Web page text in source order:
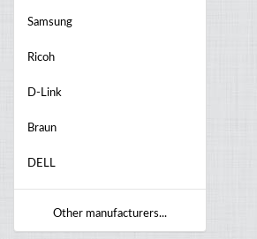
Samsung
Ricoh
D-Link
Braun
DELL
Other manufacturers...